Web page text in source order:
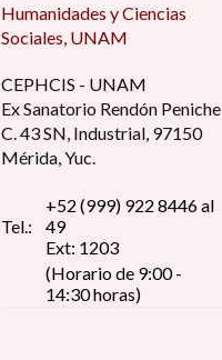
Humanidades y Ciencias
Sociales, UNAM
CEPHCIS - UNAM
Ex Sanatorio Rendón Peniche
C. 43 SN, Industrial, 97150
Mérida, Yuc.
Tel.:
+52 (999) 922 8446 al
49
Ext: 1203
(Horario de 9:00 -
14:30 horas)